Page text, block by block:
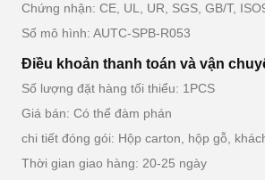
Chứng nhận: CE, UL, UR, SGS, GB/T,
Số mô hình: AUTC-SPB-R053
Điều khoản thanh toán và vận
Số lượng đặt hàng tối thiểu: 1PCS
Giá bán: Có thể đàm phán
chi tiết đóng gói: Hộp carton, hộp gỗ,
Thời gian giao hàng: 20-25 ngày